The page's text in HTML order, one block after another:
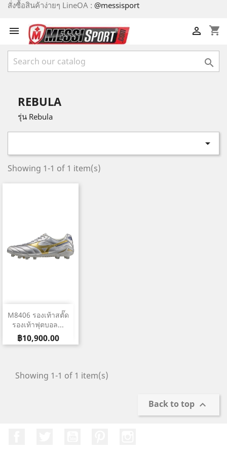
สั่งซื้อสินค้าง่ายๆ LineOA : @messisport
 shopping_cart


REBULA
รุ่น Rebula

Showing 1-1 of 1 item(s)
M8406 รองเท้าสตั๊ด
รองเท้าฟุตบอล...
ราคา
฿10,900.00
Showing 1-1 of 1 item(s)
Back to top 